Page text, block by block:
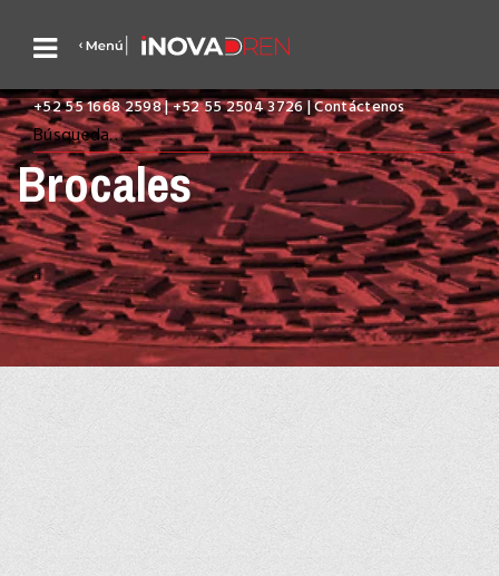
+52 55 1668 2598 | +52 55 2504 3726 | Contáctenos
Brocales